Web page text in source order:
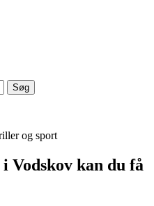
og sport
Vodskov kan du få